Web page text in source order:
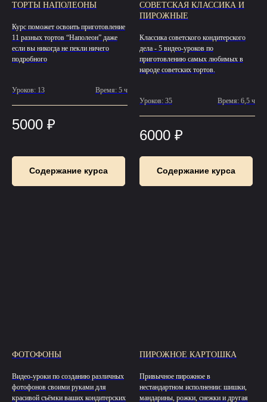
ТОРТЫ НАПОЛЕОНЫ
Курс поможет освоить приготовление
11 разных тортов “Наполеон” даже
если вы никогда не пекли ничего
подробного
Уроков: 13 Время: 5 ч
5000 ₽
Содержание курса
СОВЕТСКАЯ КЛАССИКА И
ПИРОЖНЫЕ
Классика советского кондитерского
дела - 5 видео-уроков по
приготовлению самых любимых в
народе советских тортов.
Уроков: 35 Время: 6,5 ч
6000 ₽
Содержание курса
ФОТОФОНЫ
Видео-уроки по созданию различных
фотофонов своими руками для
красивой съёмки ваших кондитерских
ПИРОЖНОЕ КАРТОШКА
Привычное пирожное в
нестандартном исполнении: шишки,
мандарины, рожки, снежки и другая